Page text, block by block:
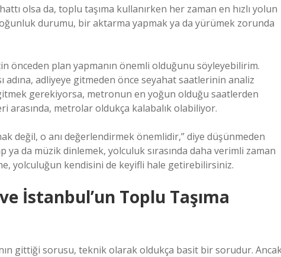
olsa da, toplu taşıma kullanırken her zaman en hızlı yolun
durumu, bir aktarma yapmak ya da yürümek zorunda
önceden plan yapmanın önemli olduğunu söyleyebilirim.
adına, adliyeye gitmeden önce seyahat saatlerinin analiz
gerekiyorsa, metronun en yoğun olduğu saatlerden
arasında, metrolar oldukça kalabalık olabiliyor.
değil, o anı değerlendirmek önemlidir,” diye düşünmeden
da müzik dinlemek, yolculuk sırasında daha verimli zaman
yolculuğun kendisini de keyifli hale getirebilirsiniz.
İstanbul’un Toplu Taşıma
gittiği sorusu, teknik olarak oldukça basit bir sorudur.